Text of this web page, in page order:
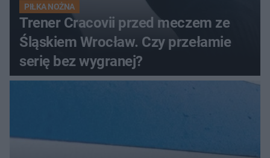
PIŁKA NOŻNA
Trener Cracovii przed meczem ze
Śląskiem Wrocław. Czy przełamie
serię bez wygranej?